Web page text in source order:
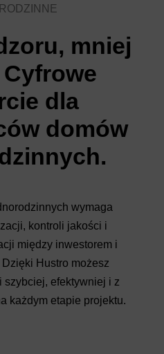
mniej
dla
domów
wymaga
kontroli jakości i
między inwestorem i
Hustro możesz
szybciej, efektywniej i z
każdym etapie projektu.